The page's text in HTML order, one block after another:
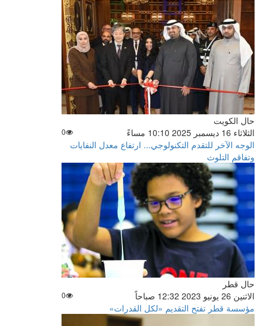
حال الكويت
الثلاثاء 16 ديسمبر 2025 10:10 مساءً
0
الوجه الآخر للتقدم التكنولوجي... ارتفاع معدل النفايات
وتفاقم التلوث
حال قطر
الاثنين 26 يونيو 2023 12:32 صباحاً
0
مؤسسة قطر تفتح التقديم «لكل القدرات»